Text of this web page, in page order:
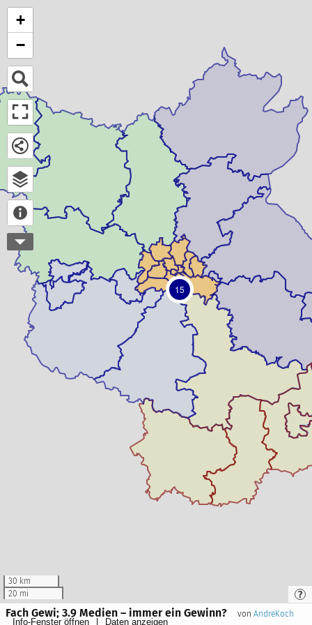
15
+
−
30 km
20 mi
Fach Gewi; 3.9 Medien – immer ein Gewinn? von AndreKoch
Info-Fenster öffnen Daten anzeigen